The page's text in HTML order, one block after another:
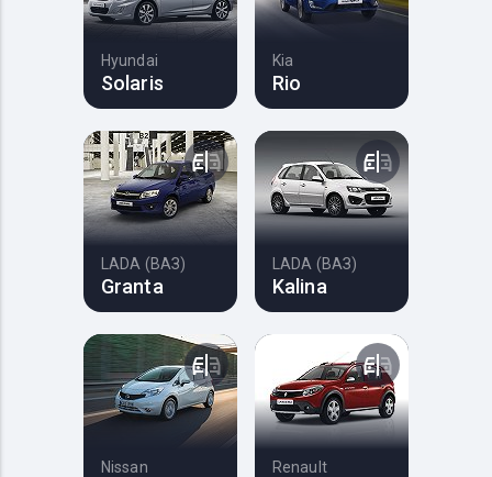
Hyundai
Solaris
Kia
Rio
LADA (ВАЗ)
Granta
LADA (ВАЗ)
Kalina
Nissan Renault